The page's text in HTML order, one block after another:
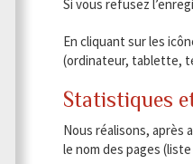
Si vous refusez
En cliquant sur les
(ordinateur, tablette,
Statistiques
Nous réalisons, après
le nom des pages